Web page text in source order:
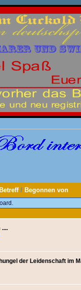
Registrieren
Betreff/ Begonnen von
....
der Leidenschaft im